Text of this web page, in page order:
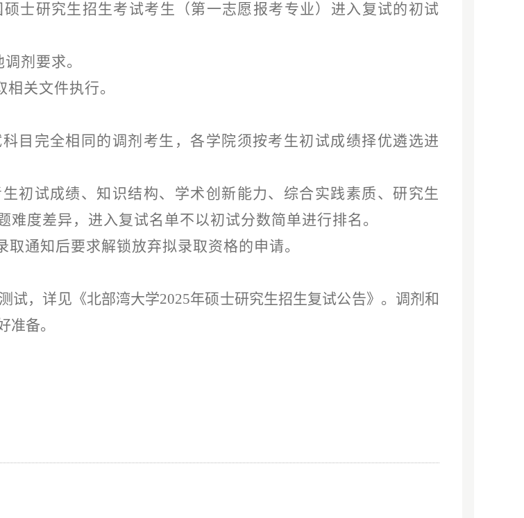
士研究生招生考试考生（第一志愿报考专业）进入复试的初试
剂要求。
关文件执行。
目完全相同的调剂考生，各学院须按考生初试成绩择优遴选进
初试成绩、知识结构、学术创新能力、综合实践素质、研究生
度差异，进入复试名单不以初试分数简单进行排名。
通知后要求解锁放弃拟录取资格的申请。
试，详见《北部湾大学2025年硕士研究生招生复试公告》。 调剂和
准备。